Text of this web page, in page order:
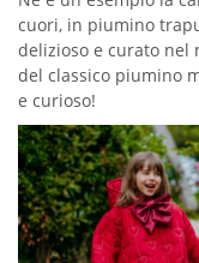
cuori, in piumino
delizioso e curato nel
del classico piumino
e curioso!